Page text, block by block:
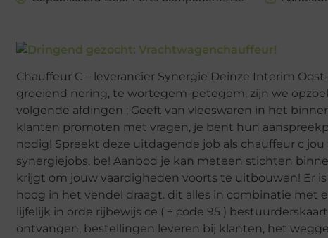
Chauffeur C – leverancier Synergie Deinze Interim
groeiend nering, te wortegem-petegem, zijn we
volgende afdingen ; Geeft van vleeswaren in het
klanten promoten met vragen, je bent hun
nodig! Spreekt deze uitdagende job als chauffeur c jou
synergiejobs. be! Aanbod je kan meteen stichten
krijgt om jouw vaardigheden voorts te uitbouwen! Er
hoog in het vendel draagt. dit alles in combinatie
lijfelijk in orde rijbewijs ce ( + code 95 )
ontvangen, bestellingen leveren bij klanten, het